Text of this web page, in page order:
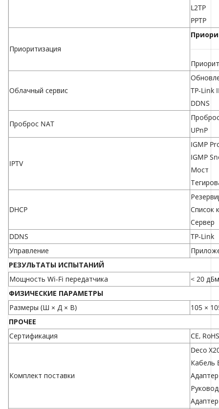
L2TP
PPTP
Приоритизация
Облачный сервис
TP-Link
DDNS
Проброс NAT
UPnP
IPTV
IGMP
IGMP
Мост
DHCP
Список
Сервер
DDNS
TP-Link
Управление
РЕЗУЛЬТАТЫ ИСПЫТАНИЙ
Мощность Wi-Fi передатчика
< 20
ФИЗИЧЕСКИЕ ПАРАМЕТРЫ
Размеры (Ш × Д × В)
105 ×
ПРОЧЕЕ
Сертификация
CE, RoHS
Комплект поставки
Deco
Кабель